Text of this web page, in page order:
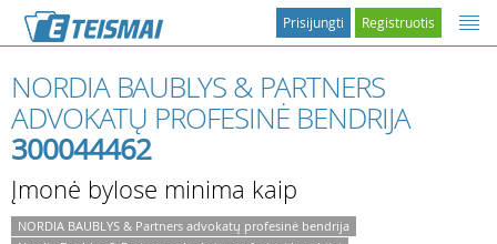
Registruotis
Prisijungti
NORDIA BAUBLYS & PARTNERS
ADVOKATŲ PROFESINĖ BENDRIJA
300044462
Įmonė bylose minima kaip
NORDIA BAUBLYS & Partners advokatų profesinė bendrija